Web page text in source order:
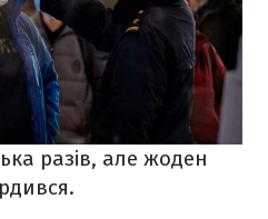
разів, але жоден